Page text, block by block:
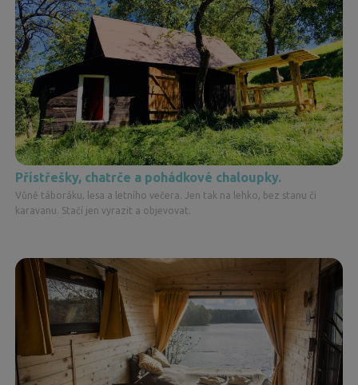
Přístřešky, chatrče a pohádkové chaloupky.
Vůně táboráku, lesa a letního večera. Jen tak na lehko, bez stanu či
karavanu. Stačí jen vyrazit a objevovat.